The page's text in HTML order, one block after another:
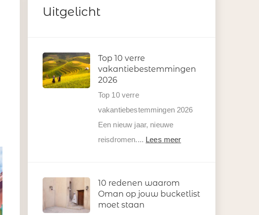
Uitgelicht
Top 10 verre
vakantiebestemmingen
2026
Top 10 verre
vakantiebestemmingen 2026
Een nieuw jaar, nieuwe
reisdromen.... Lees meer
10 redenen waarom
Oman op jouw bucketlist
moet staan